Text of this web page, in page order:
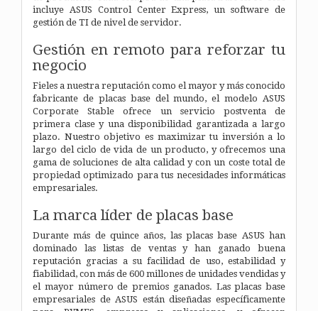
incluye ASUS Control Center Express, un software de
gestión de TI de nivel de servidor.
Gestión en remoto para reforzar tu
negocio
Fieles a nuestra reputación como el mayor y más conocido
fabricante de placas base del mundo, el modelo ASUS
Corporate Stable ofrece un servicio postventa de
primera clase y una disponibilidad garantizada a largo
plazo. Nuestro objetivo es maximizar tu inversión a lo
largo del ciclo de vida de un producto, y ofrecemos una
gama de soluciones de alta calidad y con un coste total de
propiedad optimizado para tus necesidades informáticas
empresariales.
La marca líder de placas base
Durante más de quince años, las placas base ASUS han
dominado las listas de ventas y han ganado buena
reputación gracias a su facilidad de uso, estabilidad y
fiabilidad, con más de 600 millones de unidades vendidas y
el mayor número de premios ganados. Las placas base
empresariales de ASUS están diseñadas específicamente